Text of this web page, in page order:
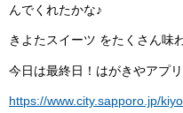
んでくれたかな♪
きよたスイーツ をたくさん味
今日は最終日！はがきやアプ
https://www.city.sapporo.jp/